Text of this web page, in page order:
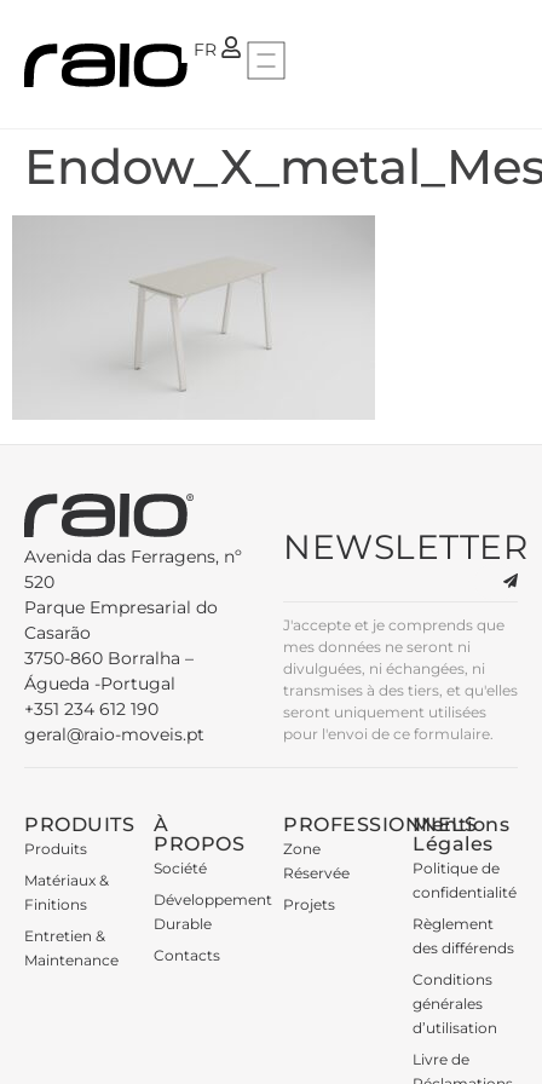
FR
PT
Avenida das Ferragens, nº
520
Parque Empresarial do
Casarão
3750-860 Borralha –
Águeda -Portugal
+351 234 612 190
geral@raio-moveis.pt
NEWSLETTER
J'accepte et je comprends que
mes données ne seront ni
divulguées, ni échangées, ni
transmises à des tiers, et qu'elles
seront uniquement utilisées
pour l'envoi de ce formulaire.
PRODUITS
Produits
Matériaux &
Finitions
Entretien &
Maintenance
À
PROPOS
Société
Développement
Durable
Contacts
PROFESSIONNELS
Zone
Réservée
Projets
Mentions
Légales
Politique de
confidentialité
Règlement
des différends
Conditions
générales
d’utilisation
Livre de